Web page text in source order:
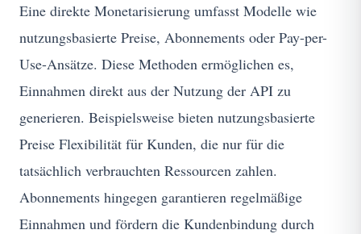
Eine direkte Monetarisierung umfasst Modelle wie
nutzungsbasierte Preise, Abonnements oder Pay-per-
Use-Ansätze. Diese Methoden ermöglichen es,
Einnahmen direkt aus der Nutzung der API zu
generieren. Beispielsweise bieten nutzungsbasierte
Preise Flexibilität für Kunden, die nur für die
tatsächlich verbrauchten Ressourcen zahlen.
Abonnements hingegen garantieren regelmäßige
Einnahmen und fördern die Kundenbindung durch